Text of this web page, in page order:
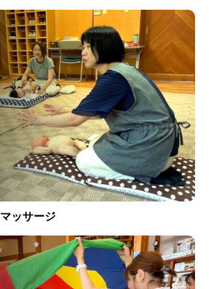
ッサージ